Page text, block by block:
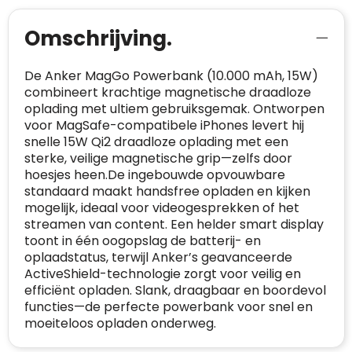
Omschrijving.
De Anker MagGo Powerbank (10.000 mAh, 15W)
combineert krachtige magnetische draadloze
oplading met ultiem gebruiksgemak. Ontworpen
voor MagSafe-compatibele iPhones levert hij
snelle 15W Qi2 draadloze oplading met een
sterke, veilige magnetische grip—zelfs door
hoesjes heen.De ingebouwde opvouwbare
standaard maakt handsfree opladen en kijken
mogelijk, ideaal voor videogesprekken of het
streamen van content. Een helder smart display
toont in één oogopslag de batterij- en
oplaadstatus, terwijl Anker’s geavanceerde
ActiveShield-technologie zorgt voor veilig en
efficiënt opladen. Slank, draagbaar en boordevol
functies—de perfecte powerbank voor snel en
moeiteloos opladen onderweg.
website in het algemeen aan de behoeften
van klanten voldoet.
Trustindex werkt samen met 137
beoordelingsplatforms om
websitebezoekers toegang te geven tot
echte, geverifieerde beoordelingen op één
plaats.
Alleen beoordelingen die voldoen aan de
richtlijnen van Trustindex en waarvan
bewezen is dat ze spamvrij zijn worden door
de verschillende platforms geaccepteerd en
meegeteld in de scores.
Trustindex meet voortdurend de
klanttevredenheid op basis van
beoordelingen. Minder dan 1% van de
ondervraagde klanten meldde een
probleem.
Trustindex heeft de contactgegevens van de
website en de bedrijfsgegevens
onafhankelijk geverifieerd.
CONTACTGEGEVENS
Telefoonnummer: +32 479 88 00 36 Geverifieerd
E-
mia@linkkado.be
Trustindex controleert websites voortdurend
op veiligheidsproblemen.
Safe Browsing:geen probleem
gedetecteerd